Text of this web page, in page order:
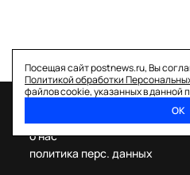
Посещая сайт postnews.ru, Вы
Политикой обработки
файлов cookie, указанных в данной
ОК
о нас
политика перс. данных